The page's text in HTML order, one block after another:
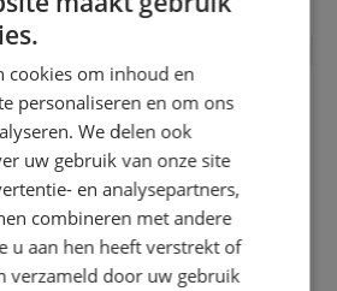
cookies om inhoud en
personaliseren en om ons
We delen ook
uw gebruik van onze site
en analysepartners,
combineren met andere
u aan hen heeft verstrekt of
verzameld door uw gebruik